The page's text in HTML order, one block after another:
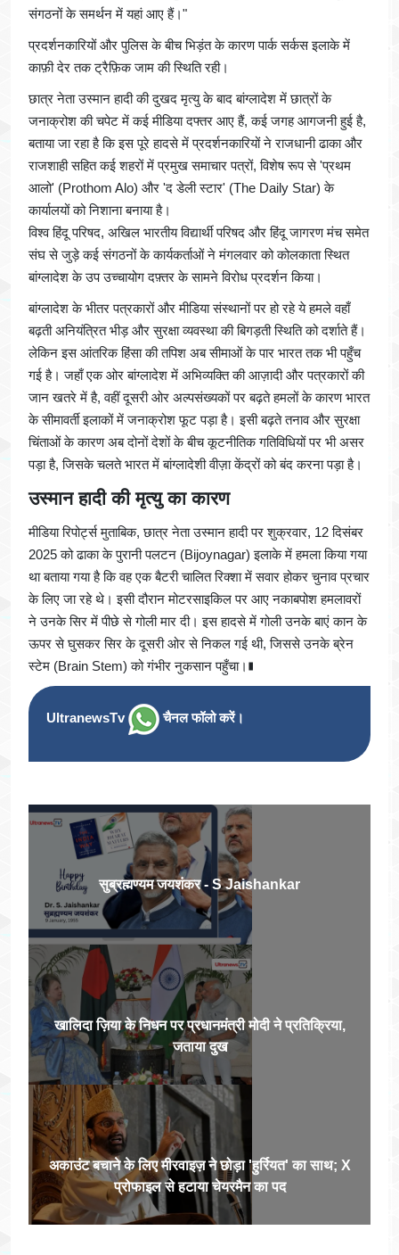
संगठनों के समर्थन में यहां आए हैं।"
प्रदर्शनकारियों और पुलिस के बीच भिड़ंत के कारण पार्क सर्कस इलाके में
काफ़ी देर तक ट्रैफ़िक जाम की स्थिति रही।
छात्र नेता उस्मान हादी की दुखद मृत्यु के बाद बांग्लादेश में छात्रों के
जनाक्रोश की चपेट में कई मीडिया दफ्तर आए हैं, कई जगह आगजनी हुई है,
बताया जा रहा है कि इस पूरे हादसे में प्रदर्शनकारियों ने राजधानी ढाका और
राजशाही सहित कई शहरों में प्रमुख समाचार पत्रों, विशेष रूप से 'प्रथम
आलो' (Prothom Alo) और 'द डेली स्टार' (The Daily Star) के
कार्यालयों को निशाना बनाया है।
विश्व हिंदू परिषद, अखिल भारतीय विद्यार्थी परिषद और हिंदू जागरण मंच समेत
संघ से जुड़े कई संगठनों के कार्यकर्ताओं ने मंगलवार को कोलकाता स्थित
बांग्लादेश के उप उच्चायोग दफ़्तर के सामने विरोध प्रदर्शन किया।
बांग्लादेश के भीतर पत्रकारों और मीडिया संस्थानों पर हो रहे ये हमले वहाँ
बढ़ती अनियंत्रित भीड़ और सुरक्षा व्यवस्था की बिगड़ती स्थिति को दर्शाते हैं।
लेकिन इस आंतरिक हिंसा की तपिश अब सीमाओं के पार भारत तक भी पहुँच
गई है। जहाँ एक ओर बांग्लादेश में अभिव्यक्ति की आज़ादी और पत्रकारों की
जान खतरे में है, वहीं दूसरी ओर अल्पसंख्यकों पर बढ़ते हमलों के कारण भारत
के सीमावर्ती इलाकों में जनाक्रोश फूट पड़ा है। इसी बढ़ते तनाव और सुरक्षा
चिंताओं के कारण अब दोनों देशों के बीच कूटनीतिक गतिविधियों पर भी असर
पड़ा है, जिसके चलते भारत में बांग्लादेशी वीज़ा केंद्रों को बंद करना पड़ा है।
उस्मान हादी की मृत्यु का कारण
मीडिया रिपोर्ट्स मुताबिक, छात्र नेता उस्मान हादी पर शुक्रवार, 12 दिसंबर
2025 को ढाका के पुरानी पलटन (Bijoynagar) इलाके में हमला किया गया
था बताया गया है कि वह एक बैटरी चालित रिक्शा में सवार होकर चुनाव प्रचार
के लिए जा रहे थे। इसी दौरान मोटरसाइकिल पर आए नकाबपोश हमलावरों
ने उनके सिर में पीछे से गोली मार दी। इस हादसे में गोली उनके बाएं कान के
ऊपर से घुसकर सिर के दूसरी ओर से निकल गई थी, जिससे उनके ब्रेन
स्टेम (Brain Stem) को गंभीर नुकसान पहुँचा।∎
UltranewsTv चैनल फॉलो करें।
सुब्रह्मण्यम जयशंकर - S Jaishankar
खालिदा ज़िया के निधन पर प्रधानमंत्री मोदी ने प्रतिक्रिया,
जताया दुख
अकाउंट बचाने के लिए मीरवाइज़ ने छोड़ा 'हुर्रियत' का साथ; X
प्रोफाइल से हटाया चेयरमैन का पद